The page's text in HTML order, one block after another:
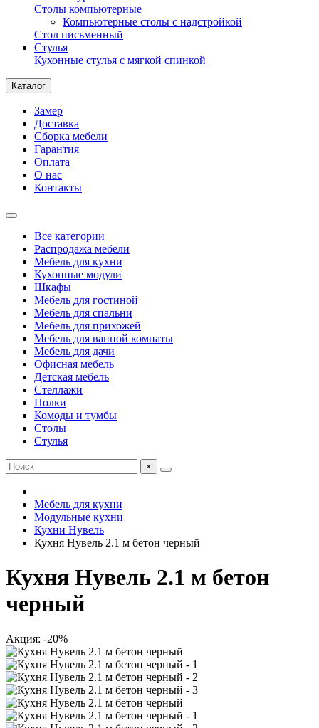
Столы компьютерные
Компьютерные столы с надстройкой
Стол письменный
Стулья
Кухонные стулья с мягкой спинкой
Каталог
Замер
Доставка
Сборка мебели
Гарантия
Оплата
О нас
Контакты
Все категории
Распродажа мебели
Мебель для кухни
Кухонные модули
Шкафы
Мебель для гостиной
Мебель для спальни
Мебель для прихожей
Мебель для ванной комнаты
Мебель для дачи
Офисная мебель
Детская мебель
Стеллажи
Полки
Комоды и тумбы
Столы
Стулья
×
Мебель для кухни
Модульные кухни
Кухни Нувель
Кухня Нувель 2.1 м бетон черный
Кухня Нувель 2.1 м бетон
черный
Акция: -20%